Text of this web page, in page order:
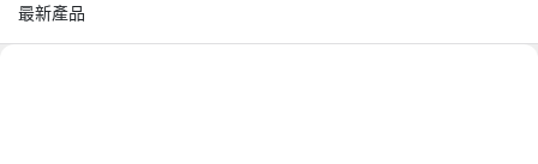
最新產品